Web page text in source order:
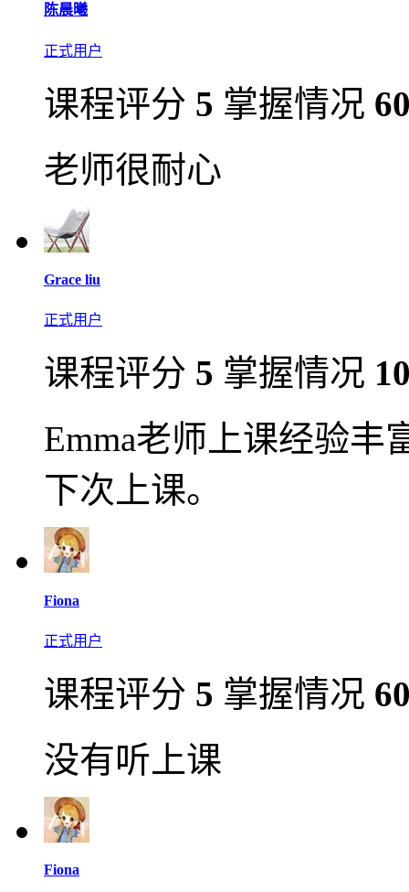
陈晨曦
正式用户
课程评分 5 掌握情况
老师很耐心
Grace liu
正式用户
课程评分 5 掌握情况
Emma老师上课经验丰
下次上课。
Fiona
正式用户
课程评分 5 掌握情况
没有听上课
Fiona